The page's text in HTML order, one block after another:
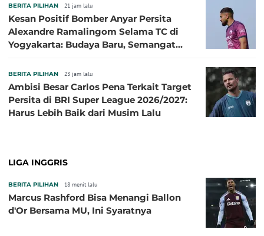
BERITA PILIHAN 21 jam lalu
Kesan Positif Bomber Anyar Persita
Alexandre Ramalingom Selama TC di
Yogyakarta: Budaya Baru, Semangat
BERITA PILIHAN 23 jam lalu
Ambisi Besar Carlos Pena Terkait Target
Persita di BRI Super League 2026/2027:
Harus Lebih Baik dari Musim Lalu
LIGA INGGRIS
BERITA PILIHAN 18 menit lalu
Marcus Rashford Bisa Menangi Ballon
d'Or Bersama MU, Ini Syaratnya